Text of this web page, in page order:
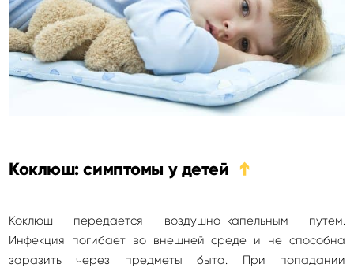
Коклюш: симптомы у детей ➔
Коклюш передается воздушно-капельным путем.
Инфекция погибает во внешней среде и не способна
заразить через предметы быта. При попадании